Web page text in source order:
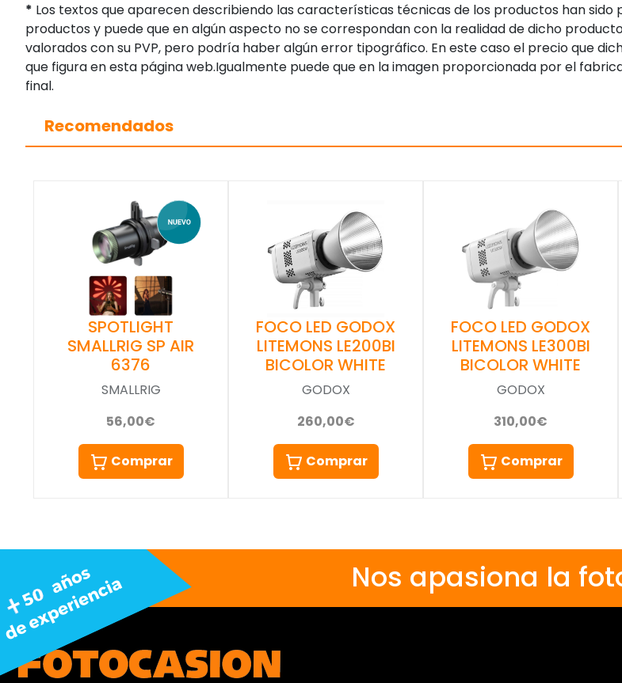
* Los textos que aparecen describiendo las características técnicas de los productos han
productos y puede que en algún aspecto no se correspondan con la realidad de dicho
valorados con su PVP, pero podría haber algún error tipográfico. En este caso el precio que
que figura en esta página web.Igualmente puede que en la imagen proporcionada por el
final.
Recomendados
SPOTLIGHT
SMALLRIG SP AIR
6376
SMALLRIG
56,00€
Comprar
FOCO LED GODOX
LITEMONS LE200BI
BICOLOR WHITE
GODOX
260,00€
Comprar
FOCO LED GODOX
LITEMONS LE300BI
BICOLOR WHITE
GODOX
310,00€
Comprar
Nos apasiona la